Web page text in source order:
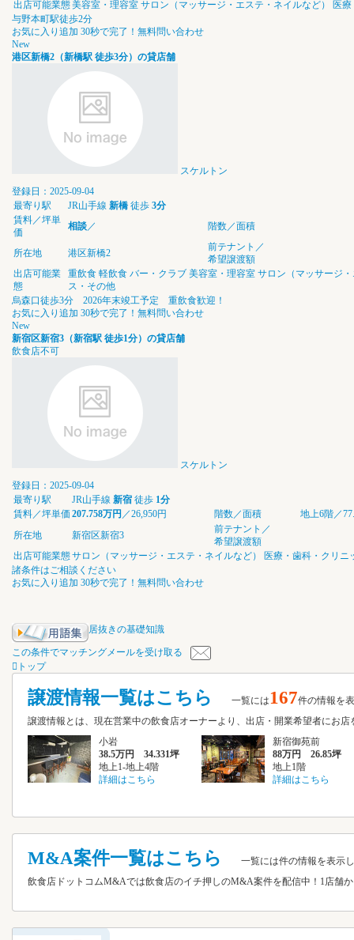
出店可能業態美容室・理容室 サロン（マッサージ・エステ・ネイルなど）
医
与野本町駅徒歩2分
お気に入り追加 30秒で完了！無料問い合わせ
New
港区新橋2（新橋駅 徒歩3分）の貸店舗
スケルトン
登録日：2025-09-04
最寄り駅
JR山手線 新橋 徒歩 3分
賃料／坪単
価
相談／ 階数／面積
所在地 港区新橋2
前テナント／
希望譲渡額
出店可能業
態
重飲食 軽飲食 バー・クラブ 美容室・理容室 サロン（マッサージ
ス・その他
烏森口徒歩3分 2026年末竣工予定 重飲食歓迎！
お気に入り追加 30秒で完了！無料問い合わせ
New
新宿区新宿3（新宿駅 徒歩1分）の貸店舗
飲食店不可
スケルトン
登録日：2025-09-04
最寄り駅
JR山手線 新宿 徒歩 1分
賃料／坪単価 207.758万円 ／26,950円 階数／面積
地上6階／
所在地
新宿区新宿3
前テナント／
希望譲渡額
出店可能業態サロン（マッサージ・エステ・ネイルなど）
医療・歯科・クリニ
諸条件はご相談ください
お気に入り追加 30秒で完了！無料問い合わせ
居抜きの基礎知識
この条件でマッチングメールを受け取る
トップ
譲渡情報一覧はこちら 一覧には167件の情報を
譲渡情報とは、現在営業中の飲食店オーナーより、出店・開業希望者に
小岩
38.5万円 34.331坪
地上1-地上4階
詳細はこちら
新宿御苑前
88万円 26.85坪
地上1階
詳細はこちら
M&A案件一覧はこちら 一覧には件の情報を表示
飲食店ドットコムM&Aでは飲食店のイチ押しのM&A案件を配信中！1店